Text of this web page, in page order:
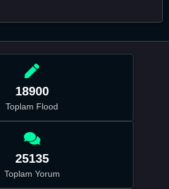
18900
Toplam Flood
25135
Toplam Yorum